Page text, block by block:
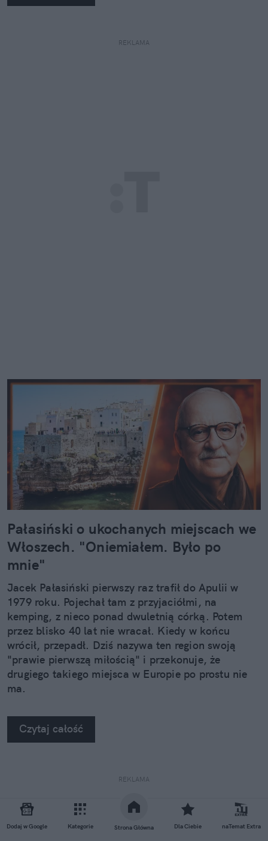
Dodaj w Google Kategorie Strona Główna Dla Ciebie naTemat Extra
REKLAMA
Pałasiński o ukochanych miejscach we
Włoszech. "Oniemiałem. Było po
mnie"
Jacek Pałasiński pierwszy raz trafił do Apulii w
1979 roku. Pojechał tam z przyjaciółmi, na
kemping, z nieco ponad dwuletnią córką. Potem
przez blisko 40 lat nie wracał. Kiedy w końcu
wrócił, przepadł. Dziś nazywa ten region swoją
"prawie pierwszą miłością" i przekonuje, że
drugiego takiego miejsca w Europie po prostu nie
ma.
Czytaj całość
REKLAMA